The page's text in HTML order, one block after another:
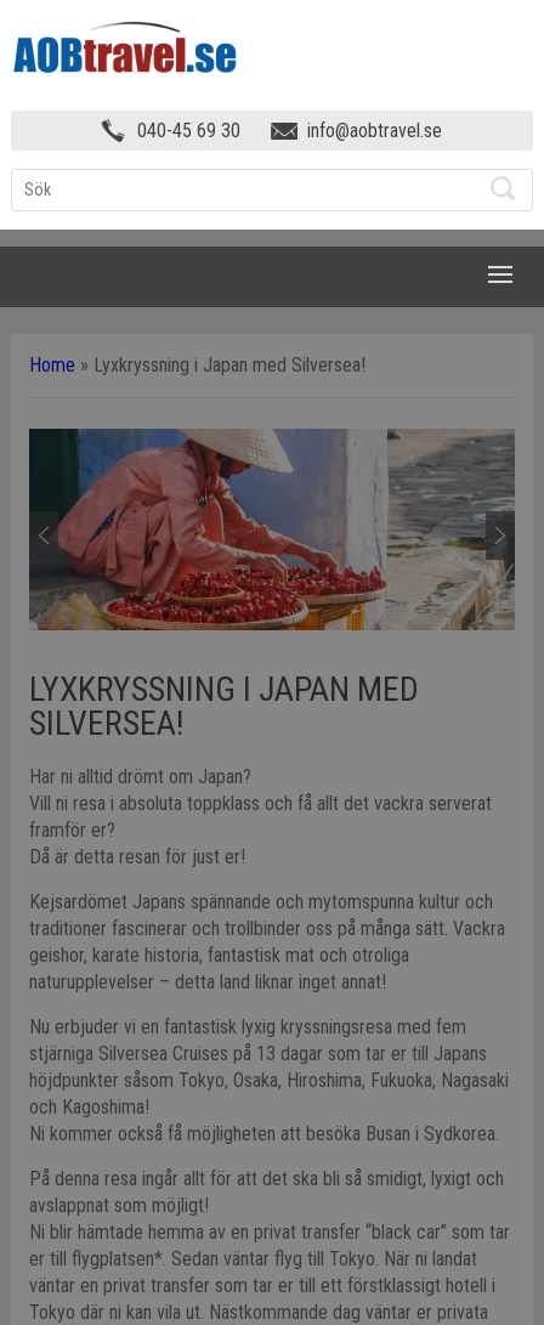
040-45 69 30 info@aobtravel.se
Home » Lyxkryssning i Japan med Silversea!
LYXKRYSSNING I JAPAN MED
SILVERSEA!
Har ni alltid drömt om Japan?
Vill ni resa i absoluta toppklass och få allt det vackra serverat
framför er?
Då är detta resan för just er!
Kejsardömet Japans spännande och mytomspunna kultur och
traditioner fascinerar och trollbinder oss på många sätt. Vackra
geishor, karate historia, fantastisk mat och otroliga
naturupplevelser – detta land liknar inget annat!
Nu erbjuder vi en fantastisk lyxig kryssningsresa med fem
stjärniga Silversea Cruises på 13 dagar som tar er till Japans
höjdpunkter såsom Tokyo, Osaka, Hiroshima, Fukuoka, Nagasaki
och Kagoshima!
Ni kommer också få möjligheten att besöka Busan i Sydkorea.
På denna resa ingår allt för att det ska bli så smidigt, lyxigt och
avslappnat som möjligt!
Ni blir hämtade hemma av en privat transfer “black car” som tar
er till flygplatsen*. Sedan väntar flyg till Tokyo. När ni landat
väntar en privat transfer som tar er till ett förstklassigt hotell i
Tokyo där ni kan vila ut. Nästkommande dag väntar er privata